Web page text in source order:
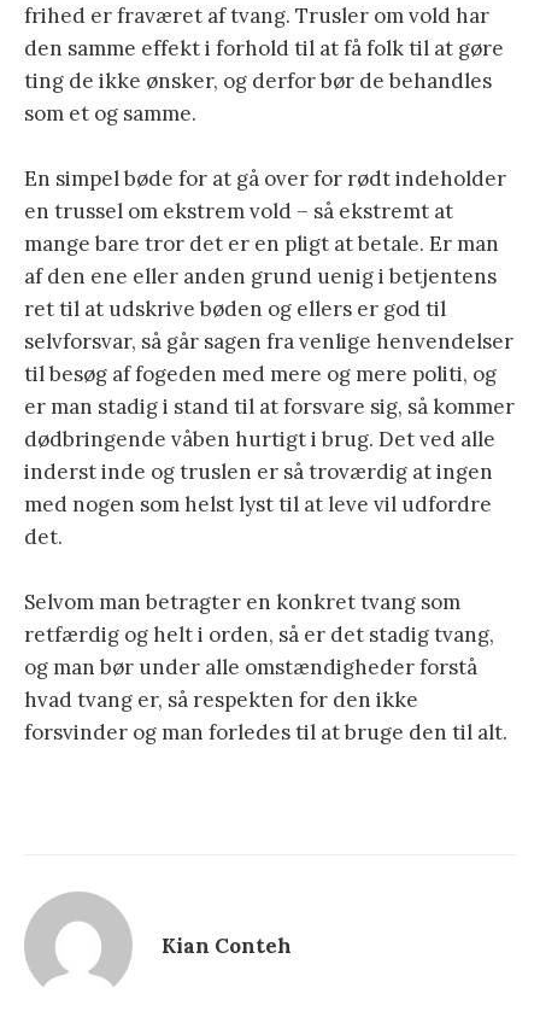
frihed er fraværet af tvang. Trusler om vold har
den samme effekt i forhold til at få folk til at gøre
ting de ikke ønsker, og derfor bør de behandles
som et og samme.
En simpel bøde for at gå over for rødt indeholder
en trussel om ekstrem vold – så ekstremt at
mange bare tror det er en pligt at betale. Er man
af den ene eller anden grund uenig i betjentens
ret til at udskrive bøden og ellers er god til
selvforsvar, så går sagen fra venlige henvendelser
til besøg af fogeden med mere og mere politi, og
er man stadig i stand til at forsvare sig, så kommer
dødbringende våben hurtigt i brug. Det ved alle
inderst inde og truslen er så troværdig at ingen
med nogen som helst lyst til at leve vil udfordre
det.
Selvom man betragter en konkret tvang som
retfærdig og helt i orden, så er det stadig tvang,
og man bør under alle omstændigheder forstå
hvad tvang er, så respekten for den ikke
forsvinder og man forledes til at bruge den til alt.
Kian Conteh